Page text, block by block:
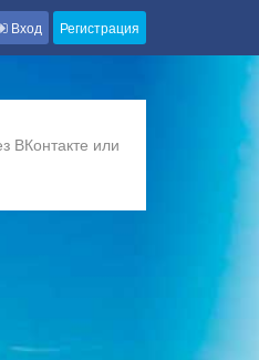
Вход Регистрация
ВКонтакте или